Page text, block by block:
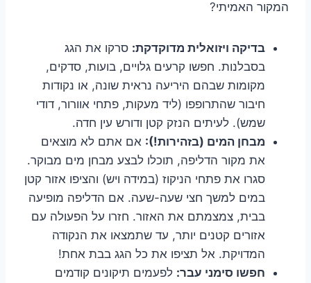
המקור האמיתי?
בדיקה ויזואלית מדוקדקת: סרקו את הגג
בסבלנות. חפשו קרעים גלויים, בועות, סדקים,
מקומות שבהם היריעה נראית שונה, או נקודות
חיבור שהתרופפו (ליד מעקות, פתחי אוורור, דודי
שמש). לעיתים הנזק קטן ודורש עין חדה.
מבחן המים (בזהירות!): אם אתם לא מוצאים
את מקור הדליפה, תוכלו לבצע מבחן מים מבוקר.
סגרו את פתחי הניקוז (במידה ויש) והציפו אזור קטן
במים למשך חצי שעה-שעה. אם הדליפה מופיעה
בבית, צמצמתם את האזור. חזרו על הפעולה עם
אזורים קטנים יותר, עד שתמצאו את הנקודה
המדויקת. אל תציפו את כל הגג בבת אחת!
חפשו סימני עבר: לפעמים תיקונים קודמים